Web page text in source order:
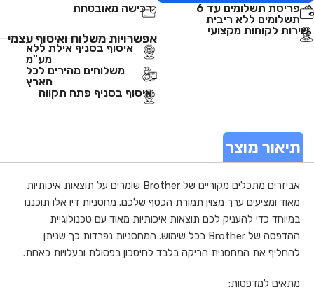
פריסת תשלומים עד 6
תשלומים ללא ריבית
רכישה מאובטחת
שירות לקוחות מקצועי
אפשרויות משלוח ואיסוף עצמי
איסוף בסניף אילת ללא
מע"מ
משלוחים מהירים לכל
הארץ
איסוף בסניף פתח תקווה
תיאור מוצר
אביזרים מתכלים מקוריים של Brother שומרים על תוצאות איכותיות
מאוד ומציעים ערך מצוין תמורת הכסף שלכם. מחסניות דיו אלו תוכננו
במיוחד כדי להעניק לכם תוצאות איכותיות מאוד עם טכנולוגיית
ההדפסה של Brother בכל שימוש. המחסניות נפרדות כך שניתן
להחליף את המחסנית הריקה בלבד לחיסכון בפסולת ובעלויות כאחת.
מתאים למדפסות: